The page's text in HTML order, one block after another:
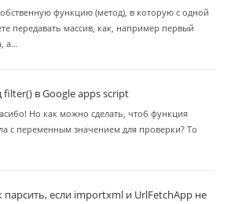
функцию (метод), в которую с одной
передавать массив, как, например первый
а…
filter() в Google apps script
Но как можно сделать, чтоб функция
с переменным значением для проверки? То
парсить, если importxml и UrlFetchApp не